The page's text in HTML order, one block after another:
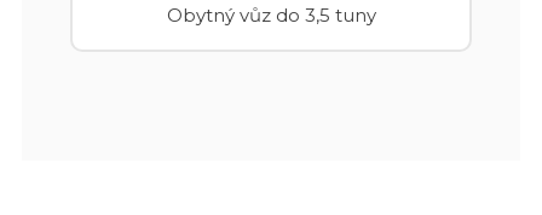
Obytný vůz do 3,5 tuny